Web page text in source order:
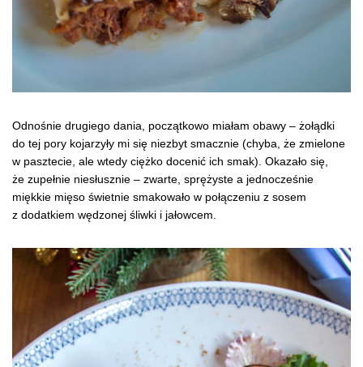
Odnośnie drugiego dania, początkowo miałam obawy – żołądki
do tej pory kojarzyły mi się niezbyt smacznie (chyba, że zmielone
w pasztecie, ale wtedy ciężko docenić ich smak). Okazało się,
że zupełnie niesłusznie – zwarte, sprężyste a jednocześnie
miękkie mięso świetnie smakowało w połączeniu z sosem
z dodatkiem wędzonej śliwki i jałowcem.